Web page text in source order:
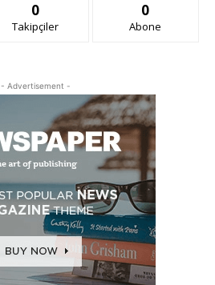
0
Takipçiler
0
Abone
- Advertisement -